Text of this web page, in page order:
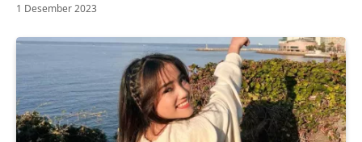
1 Desember 2023